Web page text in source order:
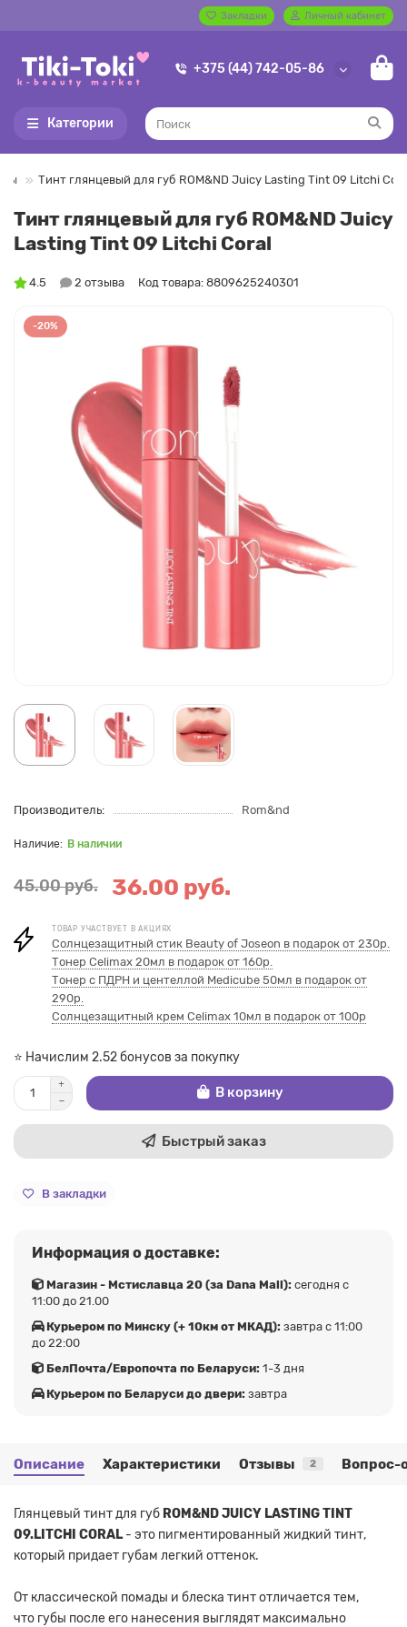
Закладки Личный кабинет
+375 (44) 742-05-86
Категории
Тинт глянцевый для губ ROM&ND Juicy Lasting Tint 09 Litchi
Тинт глянцевый для губ ROM&ND Juicy
Lasting Tint 09 Litchi Coral
4.5 2 отзыва Код товара: 8809625240301
-20%
Производитель: Rom&nd
В наличии
45.00 руб. 36.00 руб.
ТОВАР УЧАСТВУЕТ В АКЦИЯХ
Солнцезащитный стик Beauty of Joseon в подарок от 230р.
Тонер Celimax 20мл в подарок от 160р.
Тонер с ПДРН и центеллой Medicube 50мл в подарок от
290р.
Cолнцезащитный крем Celimax 10мл в подарок от 100р
⭐ Начислим 2.52 бонусов за покупку
В корзину
Быстрый заказ
В закладки
Информация о доставке:
Магазин - Мстиславца 20 (за Dana Mall): сегодня с
11:00 до 21.00
Курьером по Минску (+ 10км от МКАД): завтра с 11:00
до 22:00
БелПочта/Европочта по Беларуси: 1-3 дня
Курьером по Беларуси до двери: завтра
Описание Характеристики Отзывы 2 Вопрос-
Глянцевый тинт для губ ROM&ND JUICY LASTING TINT
09.LITCHI CORAL- это пигментированный жидкий тинт,
который придает губам легкий оттенок.
От классической помады и блеска тинт отличается тем,
что губы после его нанесения выглядят максимально